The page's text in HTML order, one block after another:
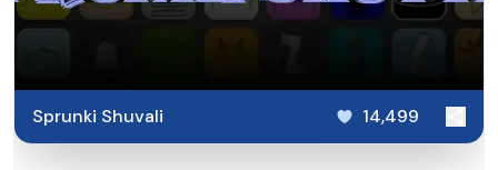
Sprunki Shuvali 14,499